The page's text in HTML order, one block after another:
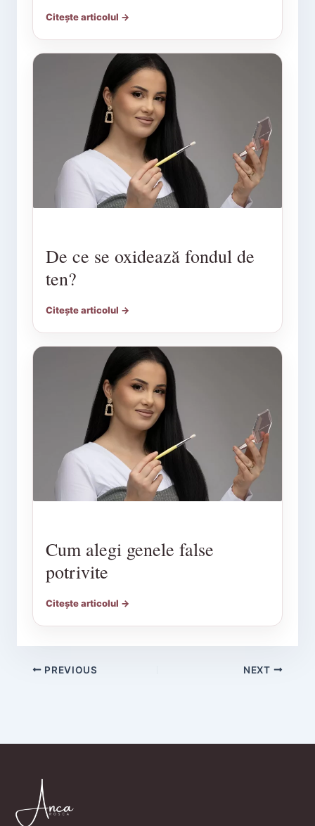
Citește articolul →
De ce se oxidează fondul de
ten?
Citește articolul →
Cum alegi genele false
potrivite
Citește articolul →
PREVIOUS NEXT